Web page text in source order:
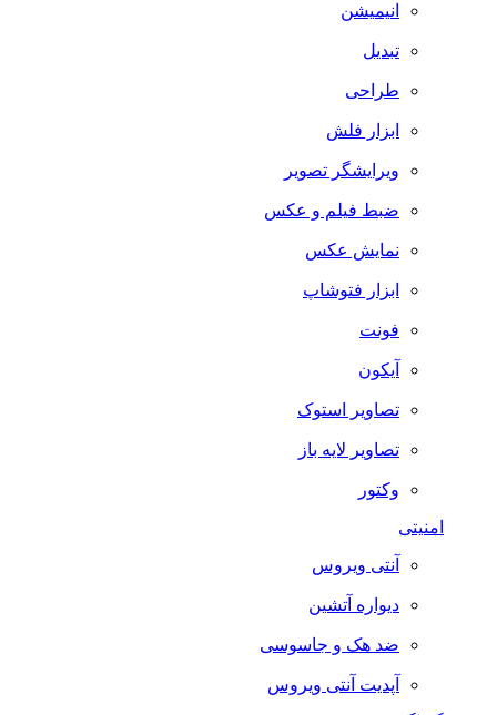
انیمیشن
تبدیل
طراحی
ابزار فلش
ویرایشگر تصویر
ضبط فيلم و عكس
نمایش عکس
ابزار فتوشاپ
فونت
آیکون
تصاویر استوک
تصاویر لایه باز
وکتور
آنتی ویروس
دیواره آتشین
ضد هک و جاسوسی
آپدیت آنتی ویروس